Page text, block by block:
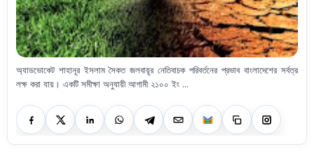
অ্যাডভোকেট শাহানূর ইসলাম সৈকত জলবায়ূর নেতিবাচক পরিবর্তনের প্রভাব বাংলাদেশের সর্বত্র
লক্ষ করা যায়। একটি সমীক্ষা অনুযায়ী আগামী ২১০০ ইং ...